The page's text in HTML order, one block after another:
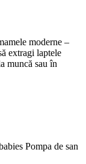
moderne –
extragi laptele
muncă sau în
Pompa de san